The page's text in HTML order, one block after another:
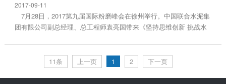
2017-09-11
7月28日，2017第九届国际粉磨峰会在徐州举行。中国联合水泥集
团有限公司副总经理、总工程师袁亮国带来《坚持思维创新 挑战水
11条 上一页 1 2 下一页